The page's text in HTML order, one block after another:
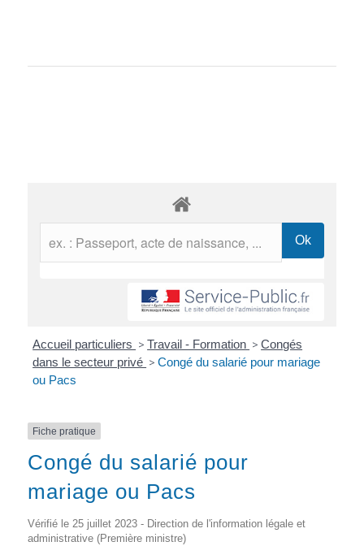
Accueil particuliers > Travail - Formation > Congés
dans le secteur privé > Congé du salarié pour mariage
ou Pacs
Fiche pratique
Congé du salarié pour
mariage ou Pacs
Vérifié le 25 juillet 2023 - Direction de l'information légale et
administrative (Première ministre)